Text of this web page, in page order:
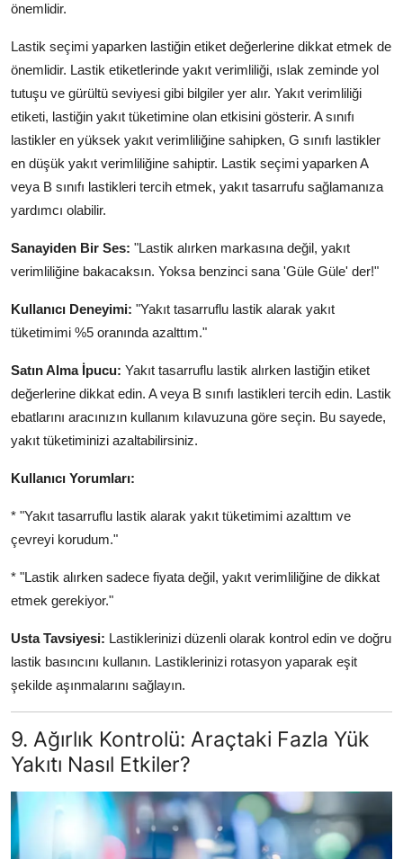
önemlidir.
Lastik seçimi yaparken lastiğin etiket değerlerine dikkat etmek de
önemlidir. Lastik etiketlerinde yakıt verimliliği, ıslak zeminde yol
tutuşu ve gürültü seviyesi gibi bilgiler yer alır. Yakıt verimliliği
etiketi, lastiğin yakıt tüketimine olan etkisini gösterir. A sınıfı
lastikler en yüksek yakıt verimliliğine sahipken, G sınıfı lastikler
en düşük yakıt verimliliğine sahiptir. Lastik seçimi yaparken A
veya B sınıfı lastikleri tercih etmek, yakıt tasarrufu sağlamanıza
yardımcı olabilir.
Sanayiden Bir Ses: "Lastik alırken markasına değil, yakıt
verimliliğine bakacaksın. Yoksa benzinci sana 'Güle Güle' der!"
Kullanıcı Deneyimi: "Yakıt tasarruflu lastik alarak yakıt
tüketimimi %5 oranında azalttım."
Satın Alma İpucu: Yakıt tasarruflu lastik alırken lastiğin etiket
değerlerine dikkat edin. A veya B sınıfı lastikleri tercih edin. Lastik
ebatlarını aracınızın kullanım kılavuzuna göre seçin. Bu sayede,
yakıt tüketiminizi azaltabilirsiniz.
Kullanıcı Yorumları:
* "Yakıt tasarruflu lastik alarak yakıt tüketimimi azalttım ve
çevreyi korudum."
* "Lastik alırken sadece fiyata değil, yakıt verimliliğine de dikkat
etmek gerekiyor."
Usta Tavsiyesi: Lastiklerinizi düzenli olarak kontrol edin ve doğru
lastik basıncını kullanın. Lastiklerinizi rotasyon yaparak eşit
şekilde aşınmalarını sağlayın.
9. Ağırlık Kontrolü: Araçtaki Fazla Yük
Yakıtı Nasıl Etkiler?